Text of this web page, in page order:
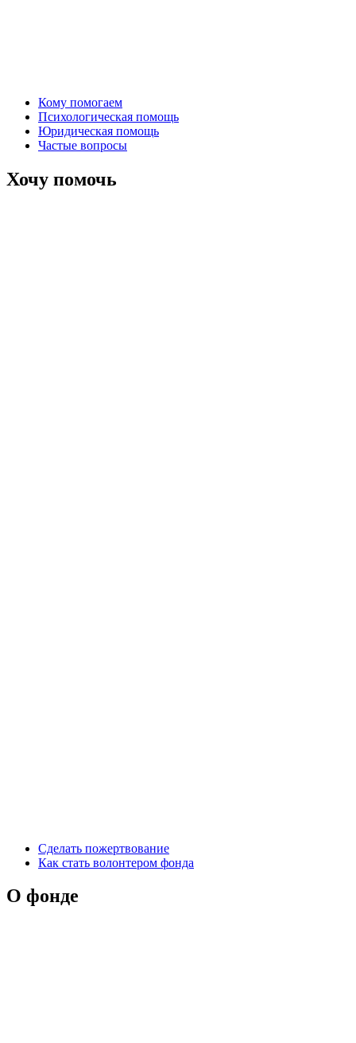
Кому помогаем
Психологическая помощь
Юридическая помощь
Частые вопросы
Хочу помочь
Сделать пожертвование
Как стать волонтером фонда
О фонде